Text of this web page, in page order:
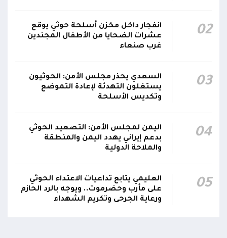
12:22
والجيش يقصف مواقع حوثية ويتصدى للمسيرات
02
انفجار داخل مخزن أسلحة حوثي يوقع
عشرات الضحايا من الأطفال المجندين
غرب صنعاء
03
السعدي يحذر مجلس الأمن: الحوثيون
يستغلون التهدئة لإعادة التموضع
وتكديس الأسلحة
04
اليمن لمجلس الأمن: التصعيد الحوثي
بدعم إيراني يهدد اليمن والمنطقة
والملاحة الدولية
05
العليمي يتابع تداعيات الاعتداء الحوثي
على مأرب وحضرموت.. ويوجه بالرد الحازم
ورعاية الجرحى وتكريم الشهداء